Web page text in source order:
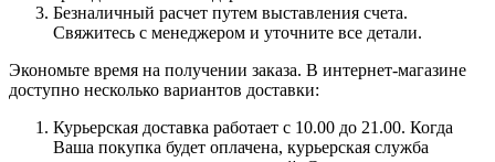
Безналичный расчет путем выставления счета.
Свяжитесь с менеджером и уточните все детали.
Экономьте время на получении заказа. В интернет-магазине
доступно несколько вариантов доставки:
Курьерская доставка работает с 10.00 до 21.00. Когда
Ваша покупка будет оплачена, курьерская служба